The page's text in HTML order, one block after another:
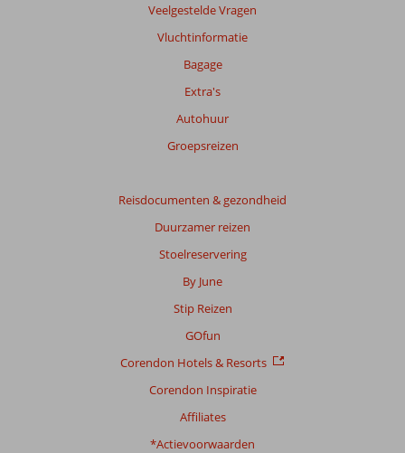
Veelgestelde Vragen
Vluchtinformatie
Bagage
Extra's
Autohuur
Groepsreizen
Reisdocumenten & gezondheid
Duurzamer reizen
Stoelreservering
By June
Stip Reizen
GOfun
Corendon Hotels & Resorts
Corendon Inspiratie
Affiliates
*Actievoorwaarden